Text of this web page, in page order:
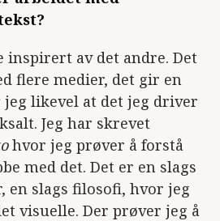
inspirert av det andre. Det
flere medier, det gir en
likevel at det jeg driver
Jeg har skrevet
hvor jeg prøver å forstå
med det. Det er en slags
en slags filosofi, hvor jeg
visuelle. Der prøver jeg å